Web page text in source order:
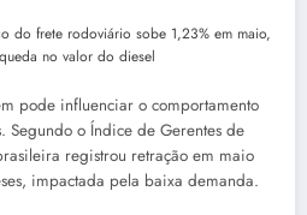
pode influenciar o comportamento
Segundo o Índice de Gerentes de
registrou retração em maio
impactada pela baixa demanda.